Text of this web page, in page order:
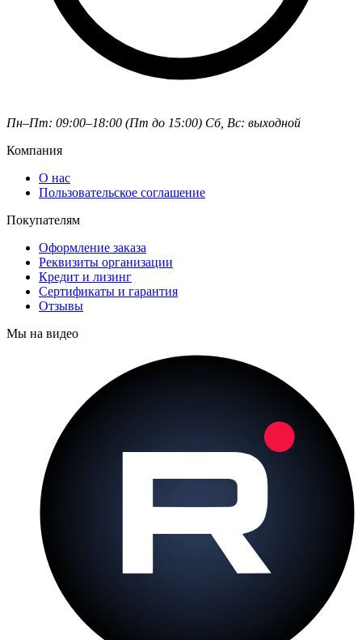
Пн–Пт: 09:00–18:00 (Пт до 15:00) Сб, Вс: выходной
Компания
О нас
Пользовательское соглашение
Покупателям
Оформление заказа
Реквизиты организации
Кредит и лизинг
Сертификаты и гарантия
Отзывы
Мы на видео